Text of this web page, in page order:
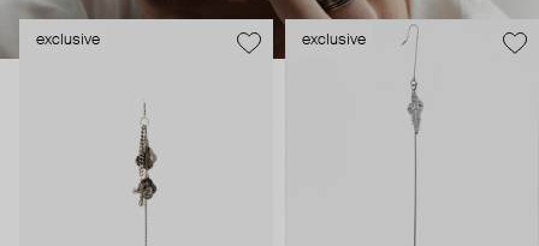
exclusive exclusive